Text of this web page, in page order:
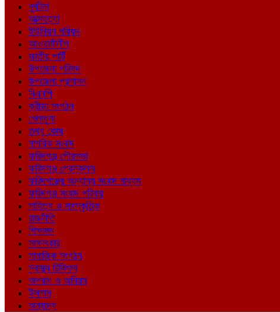
দূর্ঘটনা
আত্মহত্যা
ইউনিয়ন পরিষদ
আওয়ামীলীগ
জাতীয় পার্টি
উপজেলা পরিষদ
উপজেলা প্রশাসন
বিএনপি
ক্রীড়া সংগঠন
খেলাধুলা
তথ্য কোষ
নাগরিক সংবাদ
ফরিদগঞ্জ পৌরসভা
ফরিদগঞ্জ প্রেসক্লাব
ফরিদগঞ্জের অন্যান্য সংবাদ মাধ্যম
ফরিদগঞ্জ সংবাদ পরিবার
সাহিত্য ও সাংস্কৃতিক
রাজনীতি
শিক্ষাঙ্গন
সাক্ষাৎকার
সামাজিক সংগঠন
স্বাস্থ্য চিকিৎসা
অপরাধ ও অনিয়ম
ইসলাম
অন্যান্য